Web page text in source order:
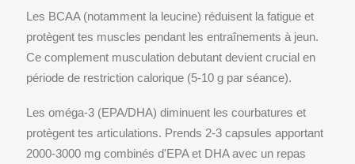
Les BCAA (notamment la leucine) réduisent la fatigue et
protègent tes muscles pendant les entraînements à jeun.
Ce complement musculation debutant devient crucial en
période de restriction calorique (5-10 g par séance).
Les oméga-3 (EPA/DHA) diminuent les courbatures et
protègent tes articulations. Prends 2-3 capsules apportant
2000-3000 mg combinés d'EPA et DHA avec un repas